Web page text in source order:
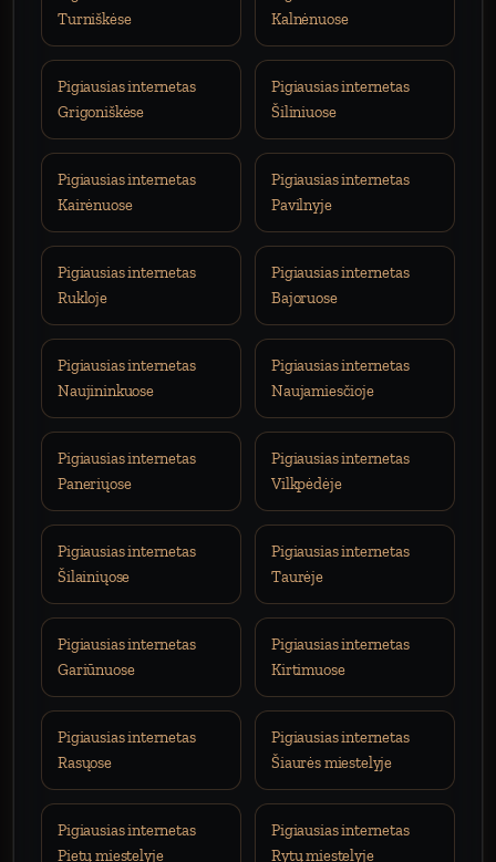
Turniškėse
Kalnėnuose
Pigiausias internetas
Grigoniškėse
Pigiausias internetas
Šiliniuose
Pigiausias internetas
Kairėnuose
Pigiausias internetas
Pavilnyje
Pigiausias internetas
Rukloje
Pigiausias internetas
Bajoruose
Pigiausias internetas
Naujininkuose
Pigiausias internetas
Naujamiesčioje
Pigiausias internetas
Paneriųose
Pigiausias internetas
Vilkpėdėje
Pigiausias internetas
Šilainiųose
Pigiausias internetas
Taurėje
Pigiausias internetas
Gariūnuose
Pigiausias internetas
Kirtimuose
Pigiausias internetas
Rasųose
Pigiausias internetas
Šiaurės miestelyje
Pigiausias internetas
Pietų miestelyje
Pigiausias internetas
Rytų miestelyje